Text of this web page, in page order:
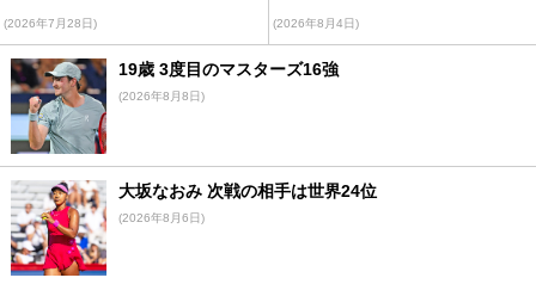
(2026年7月28日) (2026年8月4日)
19歳 3度目のマスターズ16強
(2026年8月8日)
大坂なおみ 次戦の相手は世界24位
(2026年8月6日)